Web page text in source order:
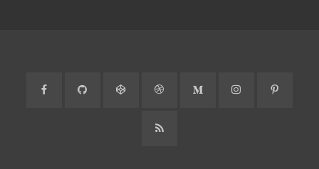
Facebook GitHub CodePen DribbbleMedium Instagram
RSS